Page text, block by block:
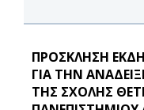
ΠΡΟΣΚΛΗΣΗ
ΓΙΑ ΤΗΝ
ΤΗΣ ΣΧΟΛΗΣ